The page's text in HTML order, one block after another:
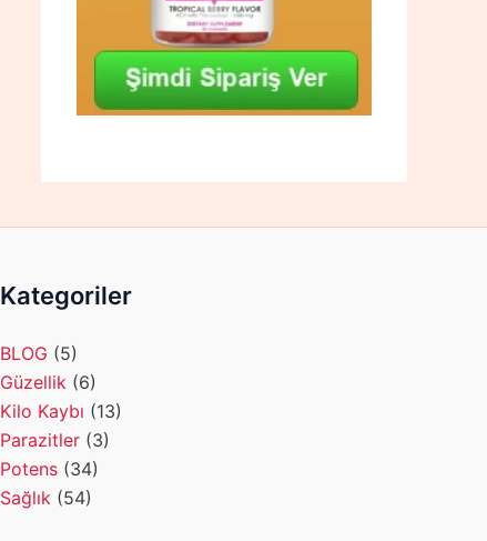
Kategoriler
BLOG (5)
Güzellik (6)
Kilo Kaybı (13)
Parazitler (3)
Potens (34)
Sağlık (54)